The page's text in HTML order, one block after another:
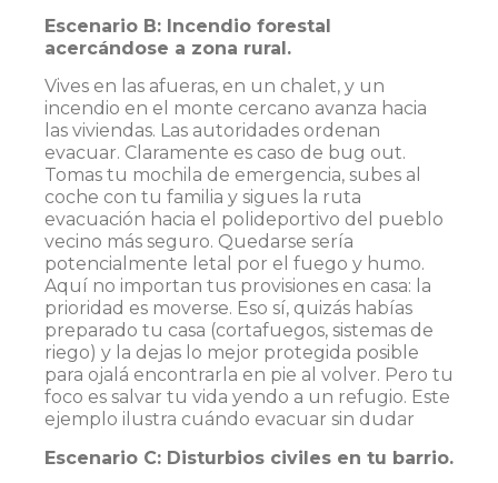
Escenario B: Incendio forestal
acercándose a zona rural.
Vives en las afueras, en un chalet, y un
incendio en el monte cercano avanza hacia
las viviendas. Las autoridades ordenan
evacuar. Claramente es caso de bug out.
Tomas tu mochila de emergencia, subes al
coche con tu familia y sigues la ruta
evacuación hacia el polideportivo del pueblo
vecino más seguro. Quedarse sería
potencialmente letal por el fuego y humo.
Aquí no importan tus provisiones en casa: la
prioridad es moverse. Eso sí, quizás habías
preparado tu casa (cortafuegos, sistemas de
riego) y la dejas lo mejor protegida posible
para ojalá encontrarla en pie al volver. Pero tu
foco es salvar tu vida yendo a un refugio. Este
ejemplo ilustra cuándo evacuar sin dudar
Escenario C: Disturbios civiles en tu barrio.